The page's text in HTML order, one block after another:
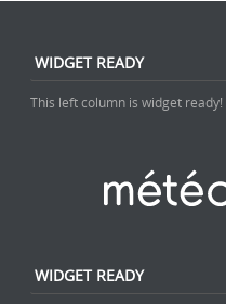
WIDGET READY
This left column is widget
WIDGET READY